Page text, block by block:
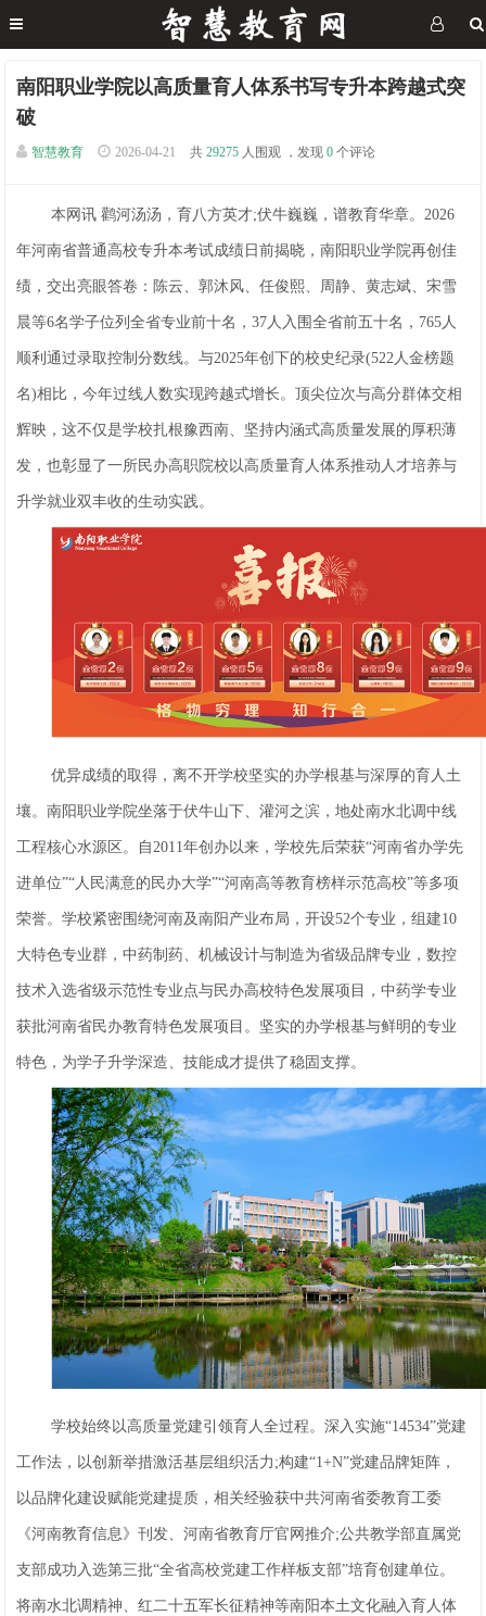
南阳职业学院以高质量育人体系书写专升本跨越式突
破
智慧教育 2026-04-21 共 29275 人围观 ，发现 0 个评论
本网讯 鹳河汤汤，育八方英才;伏牛巍巍，谱教育华章。2026
年河南省普通高校专升本考试成绩日前揭晓，南阳职业学院再创佳
绩，交出亮眼答卷：陈云、郭沐风、任俊熙、周静、黄志斌、宋雪
晨等6名学子位列全省专业前十名，37人入围全省前五十名，765人
顺利通过录取控制分数线。与2025年创下的校史纪录(522人金榜题
名)相比，今年过线人数实现跨越式增长。顶尖位次与高分群体交相
辉映，这不仅是学校扎根豫西南、坚持内涵式高质量发展的厚积薄
发，也彰显了一所民办高职院校以高质量育人体系推动人才培养与
升学就业双丰收的生动实践。
优异成绩的取得，离不开学校坚实的办学根基与深厚的育人土
壤。南阳职业学院坐落于伏牛山下、灌河之滨，地处南水北调中线
工程核心水源区。自2011年创办以来，学校先后荣获“河南省办学先
进单位”“人民满意的民办大学”“河南高等教育榜样示范高校”等多项
荣誉。学校紧密围绕河南及南阳产业布局，开设52个专业，组建10
大特色专业群，中药制药、机械设计与制造为省级品牌专业，数控
技术入选省级示范性专业点与民办高校特色发展项目，中药学专业
获批河南省民办教育特色发展项目。坚实的办学根基与鲜明的专业
特色，为学子升学深造、技能成才提供了稳固支撑。
学校始终以高质量党建引领育人全过程。深入实施“14534”党建
工作法，以创新举措激活基层组织活力;构建“1+N”党建品牌矩阵，
以品牌化建设赋能党建提质，相关经验获中共河南省委教育工委
《河南教育信息》刊发、河南省教育厅官网推介;公共教学部直属党
支部成功入选第三批“全省高校党建工作样板支部”培育创建单位。
将南水北调精神、红二十五军长征精神等南阳本土文化融入育人体